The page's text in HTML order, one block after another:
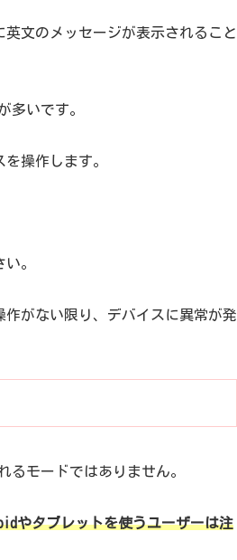
英文のメッセージが表示されること
多いです。
操作します。
。
がない限り、デバイスに異常が発
るモードではありません。
やタブレットを使うユーザーは注